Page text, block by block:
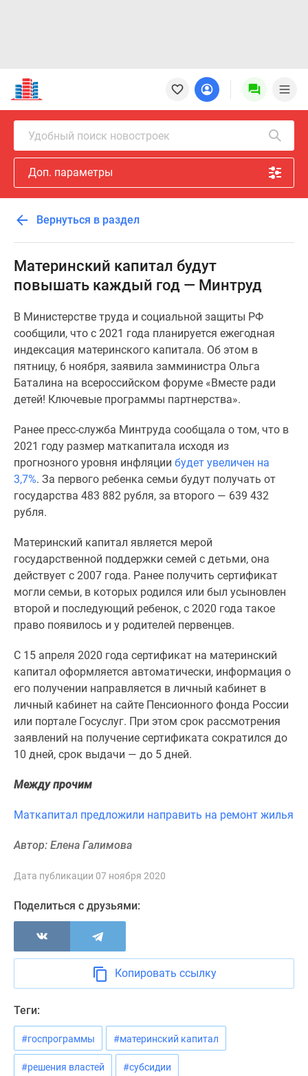
Новостройки
Квартиры
Ипотека
Новостройки
Москвы
Новостройки
Подмосковья
Новостройки
Москвы
Готовые
новостройки
Новостройки
Специальные
предложения
Коммерческие
помещения
Продавцы
застройщики
Панорамы
новостроек
Видеообзор
новостроек
Экспертиза
новостроек
Экология
Москвы
Подмосковья
Студии
комнатные
комнатные
Квартиры
карте
калькулятор
ипотека
ипотека
программы
Медиа
Новости
недвижимости
эксперта
рынка
Покупателю
Экспертиза
новостроек
Удобный поиск новостроек
Доп. параметры
Вернуться в раздел
Материнский капитал будут
повышать каждый год — Минтруд
В Министерстве труда и социальной защиты РФ
сообщили, что с 2021 года планируется ежегодная
индексация материнского капитала. Об этом в
пятницу, 6 ноября, заявила замминистра Ольга
Баталина на всероссийском форуме «Вместе ради
детей! Ключевые программы партнерства».
Ранее пресс-служба Минтруда сообщала о том, что в
2021 году размер маткапитала исходя из
прогнозного уровня инфляции будет увеличен на
3,7%. За первого ребенка семьи будут получать от
государства 483 882 рубля, за второго — 639 432
рубля.
Материнский капитал является мерой
государственной поддержки семей с детьми, она
действует с 2007 года. Ранее получить сертификат
могли семьи, в которых родился или был усыновлен
второй и последующий ребенок, с 2020 года такое
право появилось и у родителей первенцев.
С 15 апреля 2020 года сертификат на материнский
капитал оформляется автоматически, информация о
его получении направляется в личный кабинет в
личный кабинет на сайте Пенсионного фонда России
или портале Госуслуг. При этом срок рассмотрения
заявлений на получение сертификата сократился до
10 дней, срок выдачи — до 5 дней.
Между прочим
Маткапитал предложили направить на ремонт жилья
Автор: Елена Галимова
Дата публикации 07 ноября 2020
Поделиться с друзьями:
Копировать ссылку
Теги:
#госпрограммы #материнский капитал
#решения властей #субсидии